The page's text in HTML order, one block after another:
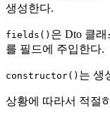
생성한다.
fields() 은 Dto 클
를 필드에 주입한다.
constructor() 는 생
상황에 따라서 적절